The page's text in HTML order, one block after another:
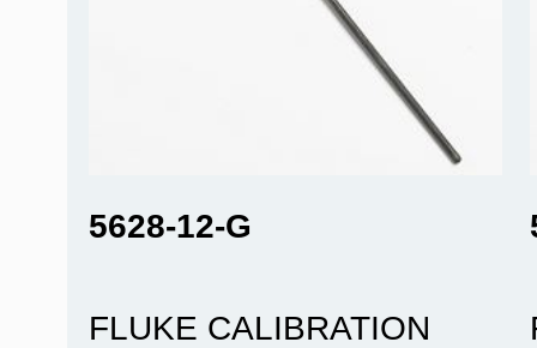
5628-12-G
FLUKE CALIBRATION